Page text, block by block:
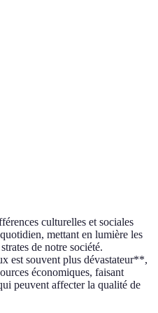
culturelles et sociales
mettant en lumière les
de notre société.
est souvent plus dévastateur**,
économiques, faisant
peuvent affecter la qualité de